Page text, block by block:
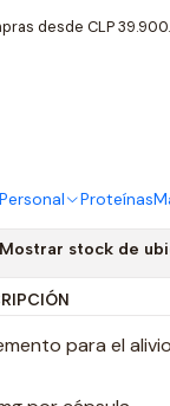
Proteínas
desde CLP
Schizandra
Mostrar stock de
para el